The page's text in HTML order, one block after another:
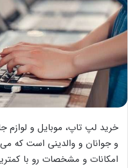
خرید لپ تاپ، موبایل و لوازم
و جوانان و والدینی است که
امکانات و مشخصات رو با